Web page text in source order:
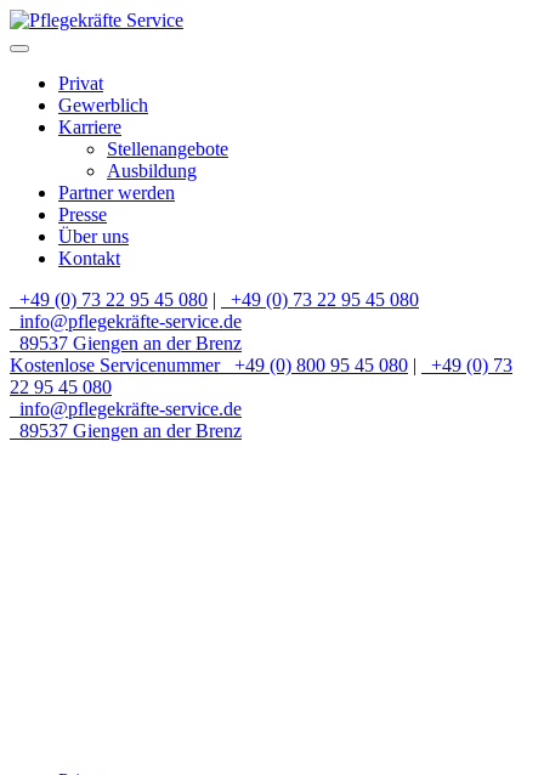
Privat
Gewerblich
Karriere
Stellenangebote
Ausbildung
Partner werden
Presse
Über uns
Kontakt
+49 (0) 73 22 95 45 080 |
+49 (0) 73 22 95 45 080
info@pflegekräfte-service.de
89537 Giengen an der Brenz
Kostenlose Servicenummer
+49 (0) 800 95 45 080 |
+49 (0) 73
22 95 45 080
info@pflegekräfte-service.de
89537 Giengen an der Brenz